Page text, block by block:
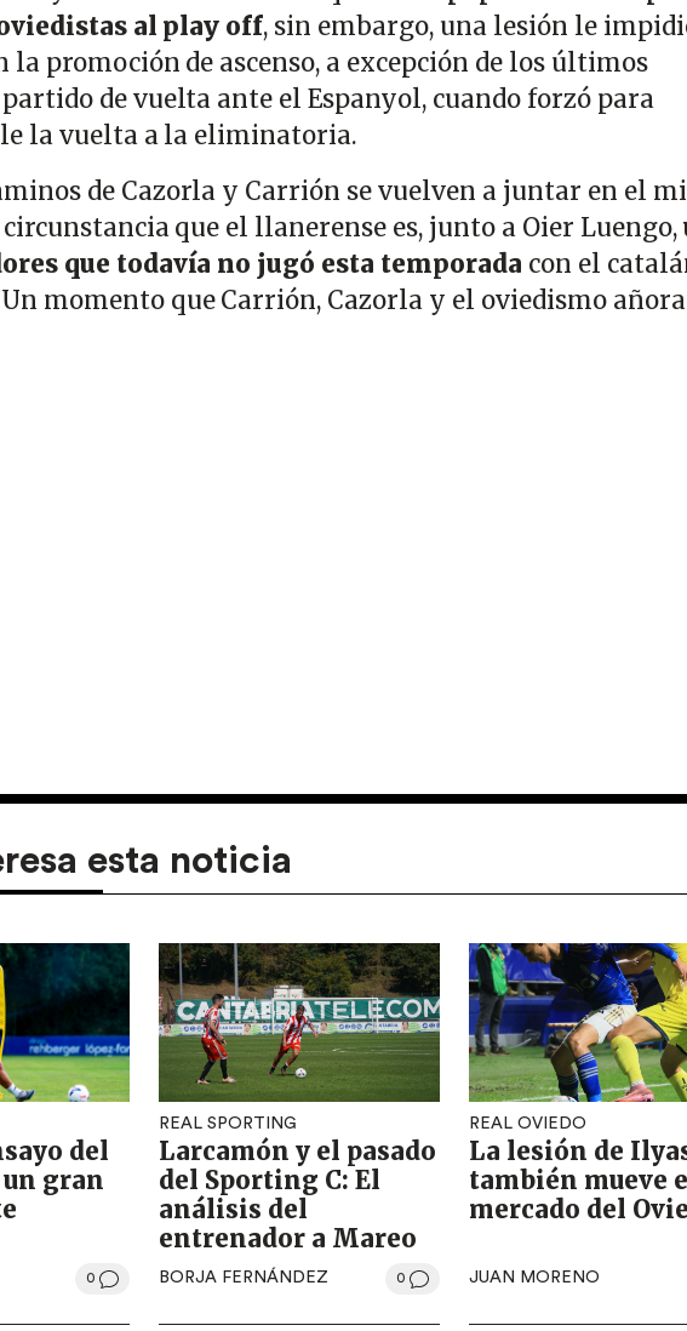
al play off, sin embargo, una lesión le
promoción de ascenso, a excepción de los últimos
de vuelta ante el Espanyol, cuando forzó para
la vuelta a la eliminatoria.
de Cazorla y Carrión se vuelven a juntar en el
que el llanerense es, junto a Oier Luengo,
que todavía no jugó esta temporada con el
momento que Carrión, Cazorla y el oviedismo
esta noticia
del
un gran
0
REAL SPORTING
Larcamón y el pasado
del Sporting C: El
análisis del
entrenador a Mareo
BORJA FERNÁNDEZ 0
REAL OVIEDO
La lesión de
también mueve
mercado del
JUAN MORENO